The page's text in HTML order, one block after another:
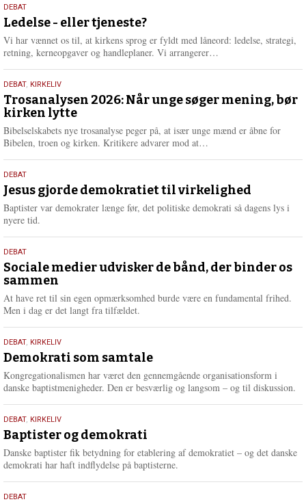
e
r
e
10.
juni
2026
DEBAT
Ledelse - eller tjeneste?
Vi har vænnet os til, at kirkens sprog er fyldt med låneord: ledelse, strategi,
retning, kerneopgaver og handleplaner. Vi arrangerer…
e
2.
juni
2026
DEBAT, KIRKELIV
Trosanalysen 2026: Når unge søger mening, bør
kirken lytte
Bibelselskabets nye trosanalyse peger på, at især unge mænd er åbne for
Bibelen, troen og kirken. Kritikere advarer mod at…
e
r
18.
maj
2026
DEBAT
Jesus gjorde demokratiet til virkelighed
Baptister var demokrater længe før, det politiske demokrati så dagens lys i
nyere tid.
18.
maj
2026
DEBAT
Sociale medier udvisker de bånd, der binder os
sammen
At have ret til sin egen opmærksomhed burde være en fundamental frihed.
Men i dag er det langt fra tilfældet.
18.
maj
2026
DEBAT, KIRKELIV
Demokrati som samtale
Kongregationalismen har været den gennemgående organisationsform i
danske baptistmenigheder. Den er besværlig og langsom – og til diskussion.
18.
maj
2026
DEBAT, KIRKELIV
Baptister og demokrati
Danske baptister fik betydning for etablering af demokratiet – og det danske
demokrati har haft indflydelse på baptisterne.
18.
DEBAT